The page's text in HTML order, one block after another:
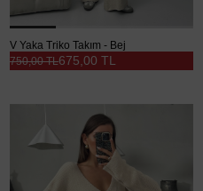
V Yaka Triko Takım - Bej
675,00 TL
750,00 TL